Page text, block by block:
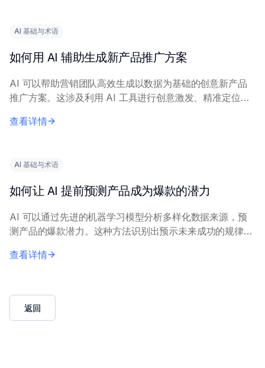
AI 基础与术语
如何用 AI 辅助生成新产品推广方案
AI 可以帮助营销团队高效生成以数据为基础的创意新产品
推广方案。这涉及利用 AI 工具进行创意激发、精准定位和
训练 AI 模型，以生成相关洞察。营...
查看详情
AI 基础与术语
如何让 AI 提前预测产品成为爆款的潜力
AI 可以通过先进的机器学习模型分析多样化数据来源，预
测产品的爆款潜力。这种方法识别出预示未来成功的规律模
感、搜索趋势和消费者反馈。机器学习技术，...
查看详情
返回